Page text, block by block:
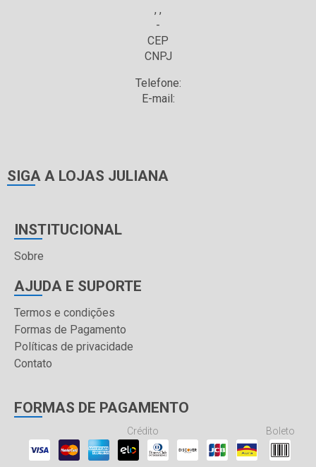
, ,
-
CEP
CNPJ
Telefone:
E-mail:
SIGA A LOJAS JULIANA
INSTITUCIONAL
Sobre
AJUDA E SUPORTE
Termos e condições
Formas de Pagamento
Políticas de privacidade
Contato
FORMAS DE PAGAMENTO
Crédito Boleto